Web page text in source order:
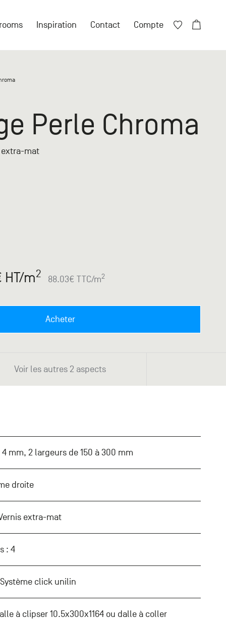
Inspiration Contact Compte
Perle Chroma
extra-mat
HT/m2 88.03€ TTC/m2
Acheter
Voir les autres 2 aspects
4 mm, 2 largeurs de 150 à 300 mm
droite
extra-mat
: 4
click unilin
à clipser 10.5x300x1164 ou dalle à coller
compte particulier